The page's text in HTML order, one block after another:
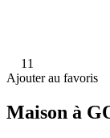
11
Ajouter au favoris
Maison à